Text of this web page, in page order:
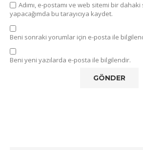
Adımı, e-postamı ve web sitemi bir
yapacağımda bu tarayıcıya kaydet.
Beni sonraki yorumlar için e-posta ile
Beni yeni yazılarda e-posta ile bilgilendir.